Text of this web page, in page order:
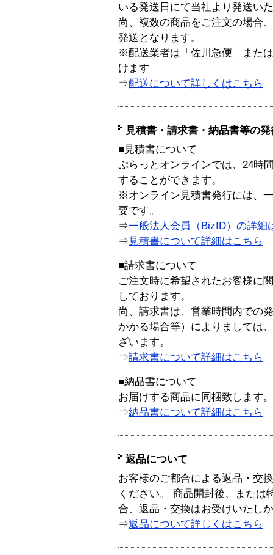
いる発送日にて当社より発送い
尚、複数の商品をご注文の場合
発送となります。
※配送業者は「佐川急便」また
けます
⇒配送について詳しくはこちら
見積書・請求書・納品書等の
■見積書について
ぷらっとオンラインでは、24時
することができます。
※オンライン見積書発行には、
要です。
⇒一般法人会員（BizID）の詳細
⇒ 見積書について詳細はこちら
■請求書について
ご注文時に希望されたお客様に
しております。
尚、請求書は、営業時間内での
かかる場合等）によりましては
ざいます。
⇒請求書について詳細はこちら
■納品書について
お届けする商品に同梱致します。
⇒納品書について詳細はこちら
返品について
お客様のご都合による返品・交
ください。 商品開封後、または
合、返品・交換はお受けいたし
⇒返品について詳しくはこちら